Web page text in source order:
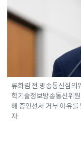
류희림 전 방송통신심의
학기술정보방송통신위
해 증인선서 거부 이유
자